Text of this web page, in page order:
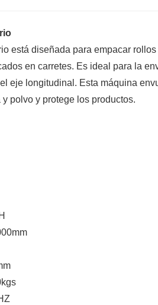
está diseñada para empacar
en carretes. Es ideal para la
eje longitudinal. Esta máquina
polvo y protege los productos.